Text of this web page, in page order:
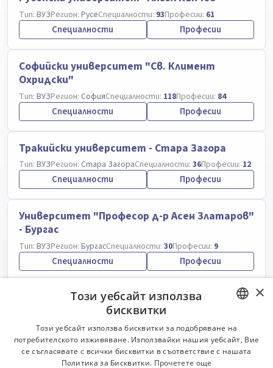
Тип: ВУЗРегион: РусеСпециалности: 93Професии: 61
Специалности Професии
Софийски университет "Св. Климент
Охридски"
Тип: ВУЗРегион: СофияСпециалности: 118Професии: 84
Специалности Професии
Тракийски университет - Стара Загора
Тип: ВУЗРегион: Стара ЗагораСпециалности: 36Професии: 12
Специалности Професии
Университет "Професор д-р Асен Златаров"
- Бургас
Тип: ВУЗРегион: БургасСпециалности: 30Професии: 9
Специалности Професии
Университет по хранителни технологии -
ВУЗРегион:ПловдивСпециалности:37Професии:29
Специалности Професии
BULGARIAN
ENGLISH
×
Този уебсайт използва
бисквитки
Този уебсайт използва бисквитки за подобряване на
потребителското изживяване. Използвайки нашия уебсайт, Вие
се съгласявате с всички бисквитки в съответствие с нашата
Политика за Бисквитки. Прочетете още